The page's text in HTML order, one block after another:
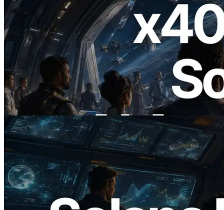
2026.07.04
ERPC ने x402 समर्थित Solana RPC लॉन्च
किया — AI एजेंट अब जरूरत के API के लिए ऑन-
डिमांड भुगतान कर सकते हैं
यह लेख पढ़ें